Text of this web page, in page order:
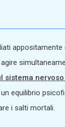
appositamente
nervoso
equilibrio
i salti mortali.